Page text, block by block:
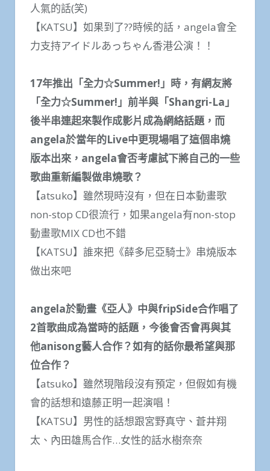
人氣的話(笑)
【KATSU】如果到了??時候的話，angela會全
力支持アイドルあっちゃん香港公演！！
17年推出「全力☆Summer!」時，有網友將
「全力☆Summer!」前半與「Shangri-La」
後半串連起來製作成影片成為網絡話題，而
angela於當年的Live中更現場唱了這個串燒
版本出來，angela會否考慮試下將自己的一些
歌曲重新編製做串燒歌？
【atsuko】雖然現時沒有，但在日本動畫歌
non-stop CD很流行，如果angela有non-stop
動畫歌MIX CD也不錯
【KATSU】誰來把《薛多尼亞騎士》串燒版本
做出來吧
angela於動畫《亞人》中與fripSide合作唱了
2首歌曲成為當時的話題，今後會否會再與其
他anisong藝人合作？如有的話你最希望與那
位合作？
【atsuko】雖然現階段沒有預定，但假如有機
會的話想和遠藤正明一起演唱！
【KATSU】男性的話想跟宮野真守、蒼井翔
太、內田雄馬合作…女性的話水樹奈奈